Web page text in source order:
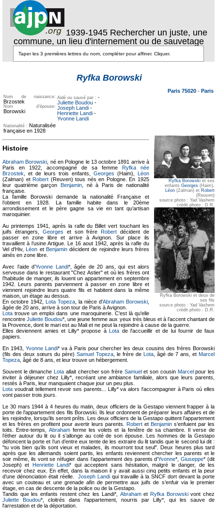
1939-1945 Rechercher un juste, une
commune, un lieu d'internement ou de sauvetage
Ryfka Borowski
Paris 75020 - Paris
Nom de naissance:
Brzostek
Nom d'épouse:
Borowski
Nationalité : Naturalisée
française en 1928
Aidé ou sauvé par : -
Juliette Boudou -
Joseph Landi -
Henriette Landi -
Yvonne Landi
Ryfka Borowski et ses
enfants Georges (Haim),
Léon (Zalman) et Robert
(Reuven)
source photo : Yad Vashem
crédit photo : D.R.
Ryfka Borowski et deux de
ses fils
source photo : Yad Vashem
crédit photo : D.R.
Histoire
Abraham Borowski , né en Pologne le 13 octobre 1891 arrive à
Paris en 1922, accompagné de sa femme Ryfka née
Brzostek , et de leurs trois enfants, Georges (Haim), Léon
(Zalman) etRobert (Reuven) tous nés en Pologne. En 1925
leur quatrième garçon Benjamin, né à Paris de nationalité
française.
La famille Borowski demande la nationalité Française et
l’obtient en 1928. La famille habite dans le 20ème
arrondissement et le père gagne sa vie en tant qu’artisan
maroquinier.
Au printemps 1941, après la rafle du Billet vert touchant les
juifs étrangers, Georges et son frèreRobert décident de
passer en zone libre et arrive à Avignon. Sur place ils
travaillent à l’usine Artigue. Le 16 aout 1942, après la rafle du
Vel d'Hiv,Léon et Benjamindécident de rejoindre leurs frères
ainés en zone libre.
Avec l’aide d’Yvonne Landi*, âgée de 20 ans, qui est alors
serveuse dans le restaurant "Chez Astier" et où les frères ont
l’habitude de manger, ils louent un appartement en septembre
1942. Leurs parents parviennent à passer en zone libre et
viennent rejoindre leurs quatre fils et habitent dans la même
maison, un étage au dessus.
En octobre 1942, Lota Topeza , la nièce d'Abraham Borowski
âgée de 20 ans, arrive à son tour de Paris à Avignon.
Lota trouve un emploi dans une maroquinerie. C'est là qu'elle
rencontreJuliette Boudou*, une jeune femme aux yeux très bleus et à l’accent chantant de
la Provence, dont le mari est au Mali et ne peut la rejoindre à cause de la guerre.
Elles deviennent amies et Lilly* propose àLota de l'accueillir et de lui fournir de faux
papiers.
En 1943, Yvonne Landi* va à Paris pour chercher les deux cousins des frères Borowski
(fils des deux sœurs du père) Samuel Topeza , le frère de Lota , âgé de 7 ans, et Marcel
Topeza , âgé de 8 ans, et leur trouve un hébergement.
Souvent le dimancheLota allait chercher son frère Samuelet son cousin Marcelpour les
inviter à déjeuner chez Lilly*, recréant une ambiance familiale, alors que leurs parents,
restés à Paris, leur manquaient chaque jour un peu plus.
Lota voudrait tellement revoir ses parents... Lilly* va alors l'accompagner à Paris où elles
vont passer trois jours.
Le 30 mars 1944 à 4 heures du matin, deux officiers de la Gestapo viennent frapper à la
porte de l'appartement des fils Borowski. Ils leur ordonnent de préparer leurs affaires et de
les rejoindre, lorsqu’ils seront prêts. Les deux officiers de la Gestapo quittent l’appartement
et les frères en profitent pour avertir leurs parents. Robert et Benjamin s’enfuient par les
toits. Entre-temps,Abraham ferme les volets et la fenêtre de sa chambre. Il verse de
l’éther autour du lit ou il s’allonge au coté de son épouse. Les hommes de la Gestapo
défoncent la porte et l’un d’entre eux tente de les extraire du lit tandis que le second lui dit :
"tu vois bien qu’ils sont vieux et malades, ils mourront tout seul". Deux heures plus tard
après que les allemands soient partis, les enfants reviennent chercher les parents et le
soir même, ils vont se réfugier dans l’appartement des parents d’Yvonne*,Giuseppe* (dit
Joseph) et Henriette Landi* qui acceptent sans hésitation, malgré le danger, de les
recevoir chez eux. En effet, dans la maison il y avait aussi cinq petits enfants et la peur
d’une dénonciation était réelle. Joseph Landi qui travaille à la SNCF dort devant la porte
avec un couteau et une grenade afin de permettre aux juifs de s’enfuir via le premier
étage, en cas de descente de la police ou de la Gestapo.
Tandis que les enfants restent chez les Landi*, Abrahamet Ryfka Borowskivont chez
Juliette Boudou*, cloitrés dans l'appartement, nourris par Lilly*, qui les sauve de
l'arrestation et de la déportation.